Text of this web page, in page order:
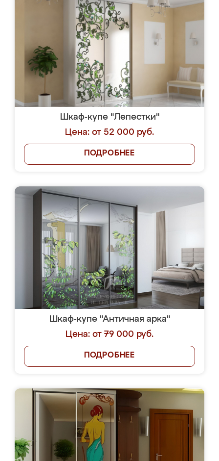
Шкаф-купе "Лепестки"
Цена: от 52 000 руб.
ПОДРОБНЕЕ
Шкаф-купе "Античная арка"
Цена: от 79 000 руб.
ПОДРОБНЕЕ